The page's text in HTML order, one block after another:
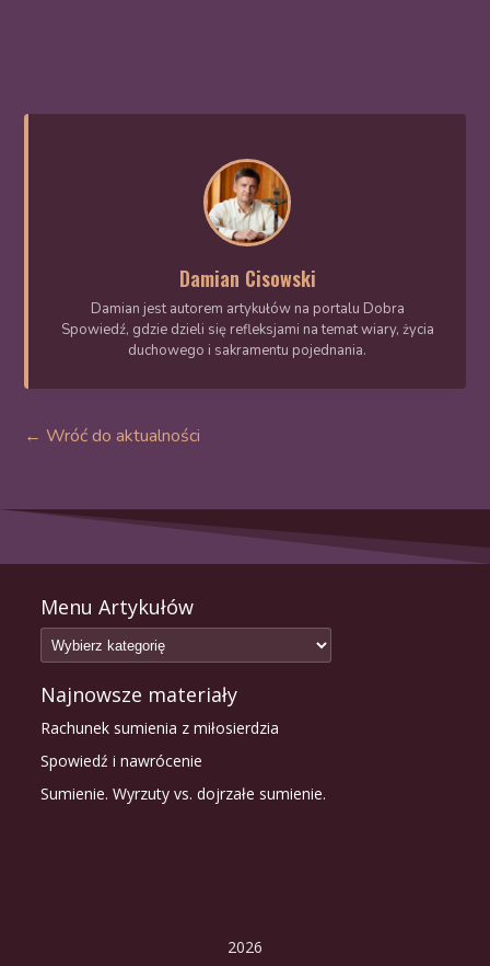
Damian Cisowski
Damian jest autorem artykułów na portalu Dobra
Spowiedź, gdzie dzieli się refleksjami na temat wiary, życia
duchowego i sakramentu pojednania.
← Wróć do aktualności
Menu Artykułów
Najnowsze materiały
Rachunek sumienia z miłosierdzia
Spowiedź i nawrócenie
Sumienie. Wyrzuty vs. dojrzałe sumienie.
2026